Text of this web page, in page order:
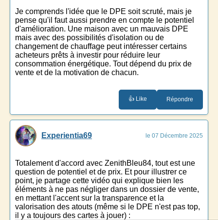
Je comprends l'idée que le DPE soit scruté, mais je
pense qu'il faut aussi prendre en compte le potentiel
d'amélioration. Une maison avec un mauvais DPE
mais avec des possibilités d'isolation ou de
changement de chauffage peut intéresser certains
acheteurs prêts à investir pour réduire leur
consommation énergétique. Tout dépend du prix de
vente et de la motivation de chacun.
👍 Like Répondre
Experientia69 le 07 Décembre 2025
Totalement d'accord avec ZenithBleu84, tout est une
question de potentiel et de prix. Et pour illustrer ce
point, je partage cette vidéo qui explique bien les
éléments à ne pas négliger dans un dossier de vente,
en mettant l'accent sur la transparence et la
valorisation des atouts (même si le DPE n'est pas top,
il y a toujours des cartes à jouer) :